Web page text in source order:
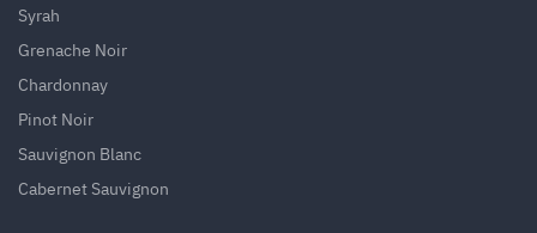
Syrah
Grenache Noir
Chardonnay
Pinot Noir
Sauvignon Blanc
Cabernet Sauvignon